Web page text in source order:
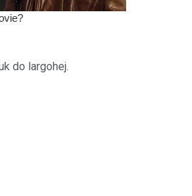
do largohej.